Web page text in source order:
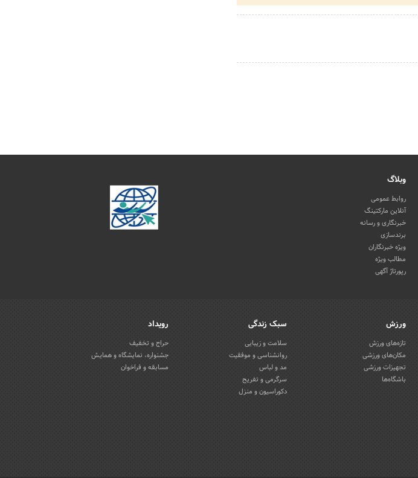
وبلاگ
روابط عمومی
آنلاین مارکتینگ
خبرنگاری و رسانه
برندسازی
ویژه خبرنگاران
مطالب ویژه
رپورتاژ آگهی
ورزش
تازه‌های ورزش
مکان‌های ورزشی
تجهیزات ورزشی
باشگاه‌ها
سبک زندگی
سلامت و زیبایی
روانشناسی و موفقیت
مد و لباس
سرگرمی و تفریح
دکوراسیون و منزل
رویداد
حراج و تخفیف
جشنواره، نمایشگاه و همایش
مسابقه و فراخوان